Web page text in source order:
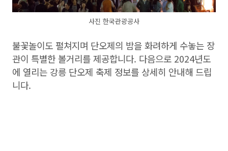
사진 한국관광공사
불꽃놀이도 펼쳐지며 단오제의 밤을 화려하게 수놓는 장
관이 특별한 볼거리를 제공합니다. 다음으로 2024년도
에 열리는 강릉 단오제 축제 정보를 상세히 안내해 드립
니다.